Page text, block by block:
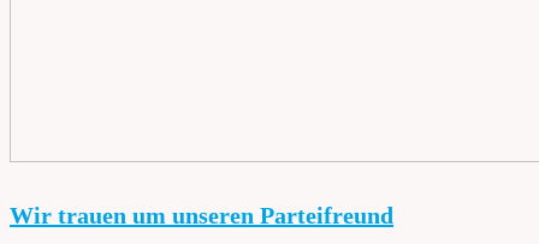
Wir trauen um unseren Parteifreund